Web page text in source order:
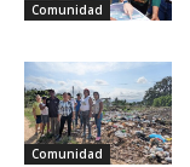
Comunidad
Comunidad